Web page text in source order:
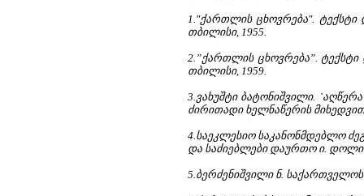
1."ქართლის ცხოვრება". ტექსტი
თბილისი, 1955.
2.”ქართლის ცხოვრება”.
თბილისი, 1959.
3.ვახუშტი ბატონიშვილი.
ძირითადი ხელნაწერის მიხედვით
4.საეკლესიო საკანონმდებლო
და საძიებლები დაურთო ი.
5.ბერძენიშვილი ნ. საქართველოს